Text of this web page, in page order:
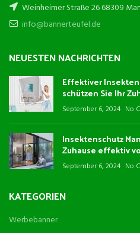
Weinheimer Straße 26 68309
info@bannerteufel.de
NEUESTEN NACHRICHTEN
Effektiver
schützen Sie Ihr
September 6, 2024 No
Insektenschutz
Zuhause effektiv
September 6, 2024 No
KATEGORIEN
Werbebanner